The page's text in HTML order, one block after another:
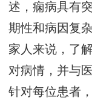
述，痫病具有
期性和病因复
家人来说，了
对病情，并与
针对每位患者